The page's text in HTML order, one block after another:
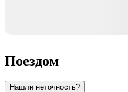
Поездом
Нашли неточность?